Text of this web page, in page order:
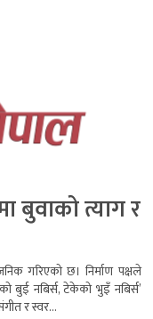
बुवाको त्याग र
गरिएको छ। निर्माण पक्षले
बुई नबिर्स, टेकेको भुइँ नबिर्स’
र स्वर...